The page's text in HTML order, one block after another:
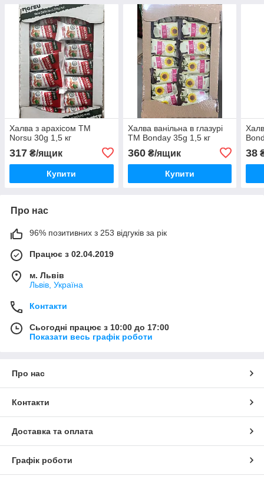
Халва з арахісом ТМ
Norsu 30g 1,5 кг
317 ₴/ящик
Купити
Халва ванільна в глазурі
TM Bonday 35g 1,5 кг
360₴/ящик
Купити
38
Про нас
96% позитивних з 253 відгуків за рік
Працює з 02.04.2019
м. Львів
Львів, Україна
Контакти
Сьогодні працює з 10:00 до 17:00
Показати весь графік роботи
Про нас
Контакти
Доставка та оплата
Графік роботи